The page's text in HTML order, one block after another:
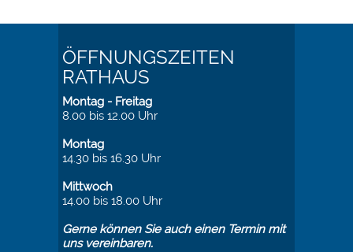
ÖFFNUNGSZEITEN
RATHAUS
Montag - Freitag
8.00 bis 12.00 Uhr
Montag
14.30 bis 16.30 Uhr
Mittwoch
14.00 bis 18.00 Uhr
Gerne können Sie auch einen Termin mit
uns vereinbaren.